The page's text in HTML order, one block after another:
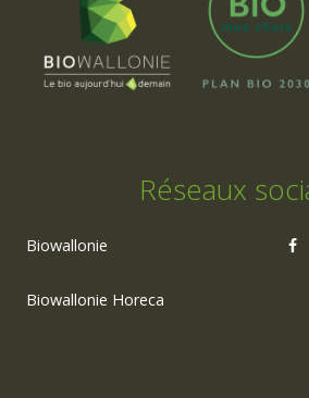
Réseaux
Biowallonie
Biowallonie Horeca